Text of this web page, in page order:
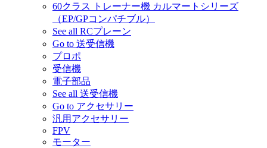
60クラス トレーナー機 カルマートシリーズ
（EP/GPコンパチブル）
See all RCプレーン
Go to 送受信機
プロポ
受信機
電子部品
See all 送受信機
Go to アクセサリー
汎用アクセサリー
FPV
モーター